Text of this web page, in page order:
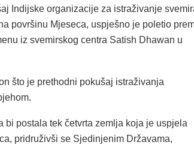
Indijske organizacije za istraživanje
površinu Mjeseca, uspješno je poletio
iz svemirskog centra Satish Dhawan u
što je prethodni pokušaj istraživanja
bi postala tek četvrta zemlja koja je uspjela
pridruživši se Sjedinjenim Državama,